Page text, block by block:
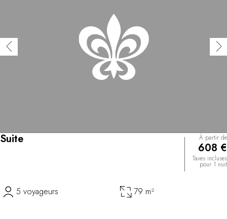
Suite À partir de
608 €
Taxes incluses
pour 1 nuit
5 voyageurs 79 m²